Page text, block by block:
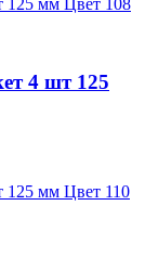
4 шт 125